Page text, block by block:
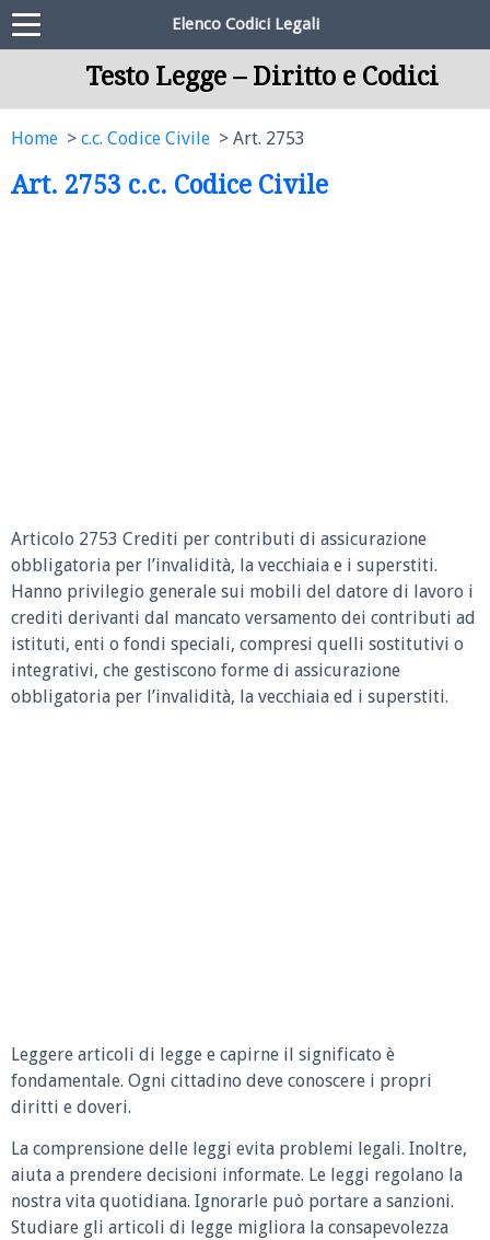
Elenco Codici Legali
Testo Legge – Diritto e Codici
Home c.c. Codice Civile Art. 2753
Art. 2753 c.c. Codice Civile
Articolo 2753 Crediti per contributi di assicurazione
obbligatoria per l’invalidità, la vecchiaia e i superstiti.
Hanno privilegio generale sui mobili del datore di lavoro i
crediti derivanti dal mancato versamento dei contributi ad
istituti, enti o fondi speciali, compresi quelli sostitutivi o
integrativi, che gestiscono forme di assicurazione
obbligatoria per l’invalidità, la vecchiaia ed i superstiti.
Leggere articoli di legge e capirne il significato è
fondamentale. Ogni cittadino deve conoscere i propri
diritti e doveri.
La comprensione delle leggi evita problemi legali. Inoltre,
aiuta a prendere decisioni informate. Le leggi regolano la
nostra vita quotidiana. Ignorarle può portare a sanzioni.
Studiare gli articoli di legge migliora la consapevolezza